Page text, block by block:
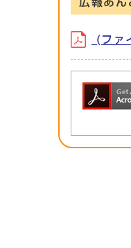
広報あ
(ファ